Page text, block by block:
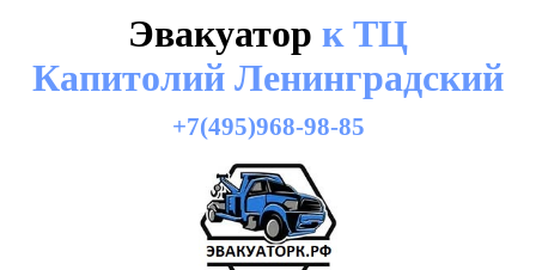
Эвакуатор к ТЦ
Капитолий Ленинградский
+7(495)968-98-85